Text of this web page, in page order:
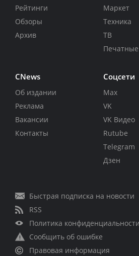
Рейтинги
Обзоры
Архив
Маркет
Техника
ТВ
CNews
Об издании
Реклама
Вакансии
Контакты
Соцсети
Max
VK
VK Видео
Rutube
Telegram
Дзен
Быстрая подписка на новости
RSS
Политика конфиденциальности
Сообщить об ошибке
Правовая информация